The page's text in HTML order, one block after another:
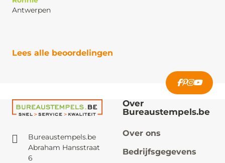
Antwerpen
Lees alle beoordelingen
Bureaustempels.be
Abraham Hansstraat
6
Over
Bureaustempels.be
Over ons
Bedrijfsgegevens